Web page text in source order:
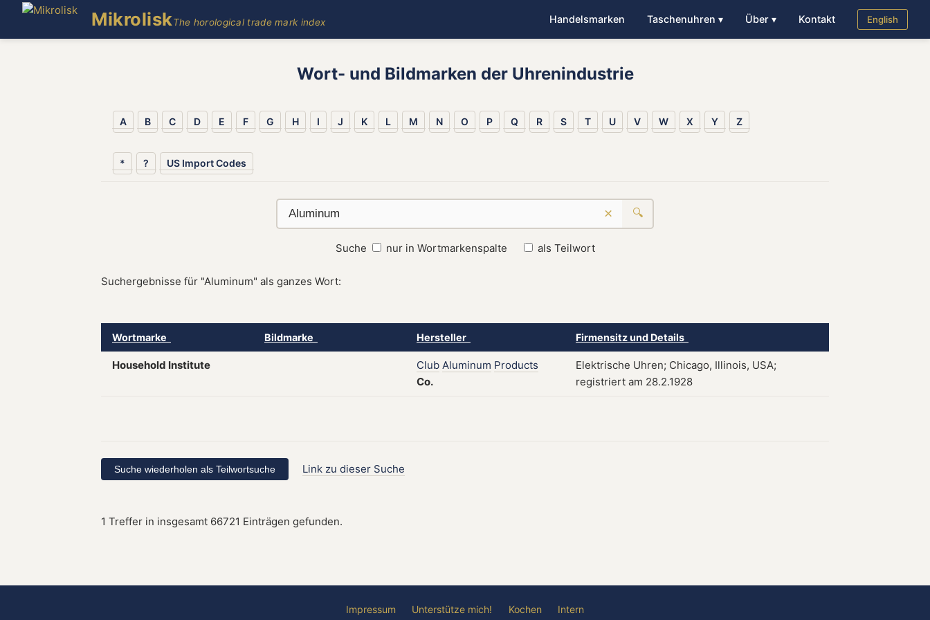
MikroliskThe horological trade mark index Handelsmarken Taschenuhren ▾ Über ▾ Kontakt English
Wort- und Bildmarken der Uhrenindustrie
A B C D E F G H I J K L M N O P Q R S T U V W X Y Z
* ? US Import Codes
× 🔍
Suche nur in Wortmarkenspalte als Teilwort
Suchergebnisse für "Aluminum" als ganzes Wort:
Wortmarke Bildmarke Hersteller Firmensitz und Details
Household Institute Club Aluminum Products
Co.
Elektrische Uhren; Chicago, Illinois, USA;
registriert am 28.2.1928
Link zu dieser Suche
1 Treffer in insgesamt 66721 Einträgen gefunden.
Impressum Unterstütze mich! Kochen Intern